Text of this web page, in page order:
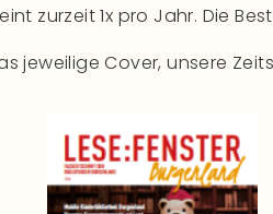
zurzeit 1x pro Jahr. Die
jeweilige Cover, unsere